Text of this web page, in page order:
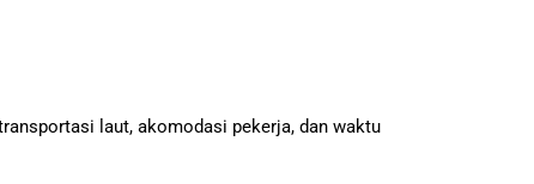
laut, akomodasi pekerja, dan waktu